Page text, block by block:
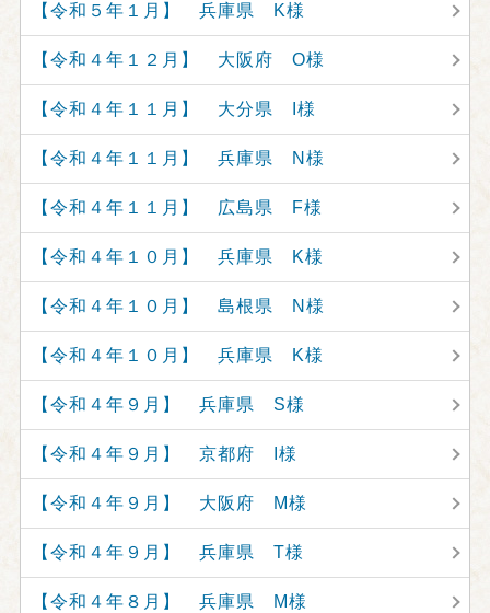
【令和５年１月】 兵庫県 K様
【令和４年１２月】 大阪府 O様
【令和４年１１月】 大分県 I様
【令和４年１１月】 兵庫県 N様
【令和４年１１月】 広島県 F様
【令和４年１０月】 兵庫県 K様
【令和４年１０月】 島根県 N様
【令和４年１０月】 兵庫県 K様
【令和４年９月】 兵庫県 S様
【令和４年９月】 京都府 I様
【令和４年９月】 大阪府 M様
【令和４年９月】 兵庫県 T様
【令和４年８月】 兵庫県 M様